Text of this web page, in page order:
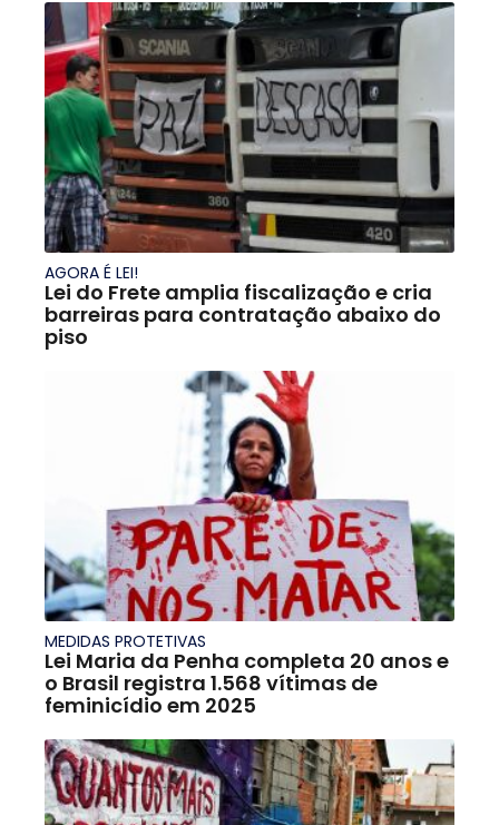
AGORA É LEI!
Lei do Frete amplia fiscalização e cria
barreiras para contratação abaixo do
piso
MEDIDAS PROTETIVAS
Lei Maria da Penha completa 20 anos e
o Brasil registra 1.568 vítimas de
feminicídio em 2025